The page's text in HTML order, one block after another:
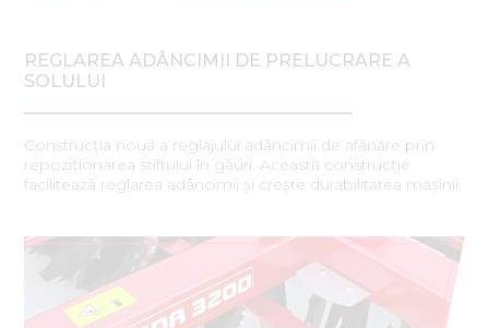
REGLAREA ADÂNCIMII DE PRELUCRARE A
SOLULUI
Construcția nouă a reglajului adâncimii de afânare prin
repoziționarea știftului în găuri. Această construcție
facilitează reglarea adâncimii și crește durabilitatea mașinii.